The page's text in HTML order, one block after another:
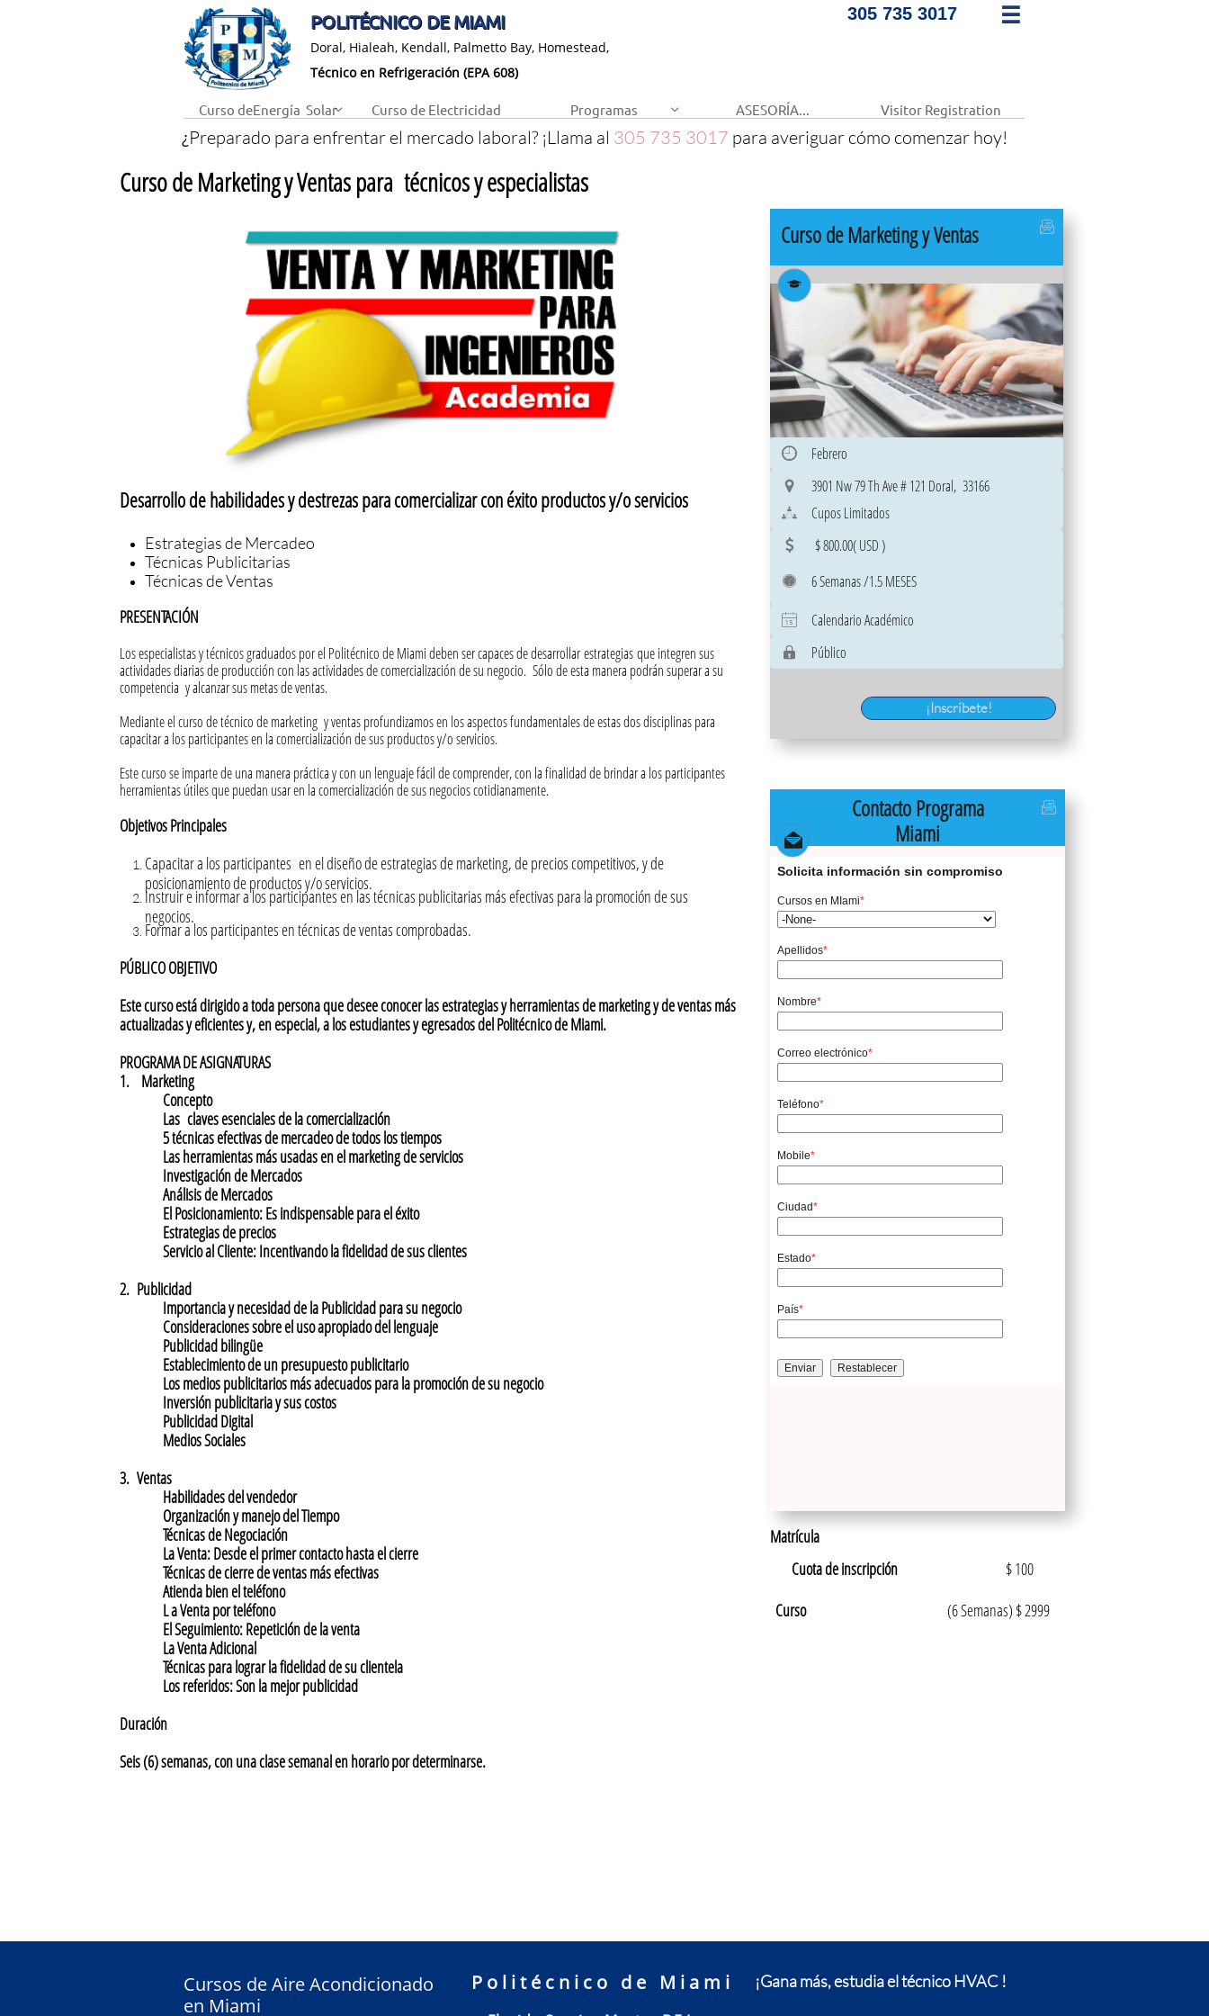
Doral, Hialeah, Kendall, Palmetto Bay, Homestead,
Técnico en Refrigeración (EPA 608)
POLITÉCNICO DE MIAMI​ 
¿Preparado para enfrentar el mercado laboral? ¡Llama al 305 735 3017 para averiguar cómo comenzar hoy!
305 735 3017
Curso deEnergía  Solar Curso de Electricidad Programas  ASESORÍA... Visitor Registration
Contacto Programa
Miami


Desarrollo de habilidades y destrezas para comercializar con éxito productos y/o servicios
¡Inscríbete!
Febrero

3901 Nw 79 Th Ave # 121 Doral, 33166

Cupos Limitados

$ 800.00( USD )

6 Semanas /1.5 MESES

Calendario Académico

Público

Curso de Marketing y Ventas

PRESENTACIÓN
Los especialistas y técnicos graduados por el Politécnico de Miami deben ser capaces de desarrollar estrategias que integren sus
actividades diarias de producción con las actividades de comercialización de su negocio. Sólo de esta manera podrán superar a su
competencia y alcanzar sus metas de ventas.
Mediante el curso de técnico de marketing y ventas profundizamos en los aspectos fundamentales de estas dos disciplinas para
capacitar a los participantes en la comercialización de sus productos y/o servicios.
Este curso se imparte de una manera práctica y con un lenguaje fácil de comprender, con la finalidad de brindar a los participantes
herramientas útiles que puedan usar en la comercialización de sus negocios cotidianamente.
Objetivos Principales
Capacitar a los participantes en el diseño de estrategias de marketing, de precios competitivos, y de
posicionamiento de productos y/o servicios.
Instruir e informar a los participantes en las técnicas publicitarias más efectivas para la promoción de sus
negocios.
Formar a los participantes en técnicas de ventas comprobadas.
PÚBLICO OBJETIVO
Este curso está dirigido a toda persona que desee conocer las estrategias y herramientas de marketing y de ventas más
actualizadas y eficientes y, en especial, a los estudiantes y egresados del Politécnico de Miami.
PROGRAMA DE ASIGNATURAS
1. Marketing
Concepto
Las claves esenciales de la comercialización
5 técnicas efectivas de mercadeo de todos los tiempos
Las herramientas más usadas en el marketing de servicios
Investigación de Mercados
Análisis de Mercados
El Posicionamiento: Es indispensable para el éxito
Estrategias de precios
Servicio al Cliente: Incentivando la fidelidad de sus clientes
2. Publicidad
Importancia y necesidad de la Publicidad para su negocio
Consideraciones sobre el uso apropiado del lenguaje
Publicidad bilingüe
Establecimiento de un presupuesto publicitario
Los medios publicitarios más adecuados para la promoción de su negocio
Inversión publicitaria y sus costos
Publicidad Digital
Medios Sociales
3. Ventas
Habilidades del vendedor
Organización y manejo del Tiempo
Técnicas de Negociación
La Venta: Desde el primer contacto hasta el cierre
Técnicas de cierre de ventas más efectivas
Atienda bien el teléfono
L a Venta por teléfono
El Seguimiento: Repetición de la venta
La Venta Adicional
Técnicas para lograr la fidelidad de su clientela
Los referidos: Son la mejor publicidad
Duración
Seis (6) semanas, con una clase semanal en horario por determinarse.
Curso de Marketing y Ventas para técnicos y especialistas
Matrícula
Cuota de inscripción
$ 100
Curso
(6 Semanas) $ 2999
Estrategias de Mercadeo
Técnicas Publicitarias
Técnicas de Ventas
Politécnico de Miami
Cursos de Aire Acondicionado
en Miami
¡Gana más, estudia el técnico HVAC !